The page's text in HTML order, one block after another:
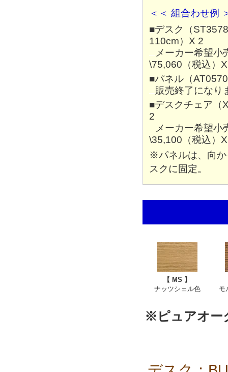
＜＜ 組合わせ例
■デスク（
110cm）X 2
メーカー希望小
\75,060（税込）
■パネル（
販売終了になり
■デスクチェア（
2
メーカー希望小
\35,100（税込）
※パネルは、向
スクに固定。
【 MS 】
ナッツシェル色
モ
※ピュアオ